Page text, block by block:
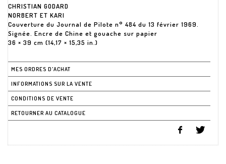
CHRISTIAN GODARD
NORBERT ET KARI
Couverture du Journal de Pilote n° 484 du 13 février 1969.
Signée. Encre de Chine et gouache sur papier
MES ORDRES D'ACHAT
INFORMATIONS SUR LA VENTE
CONDITIONS DE VENTE
RETOURNER AU CATALOGUE